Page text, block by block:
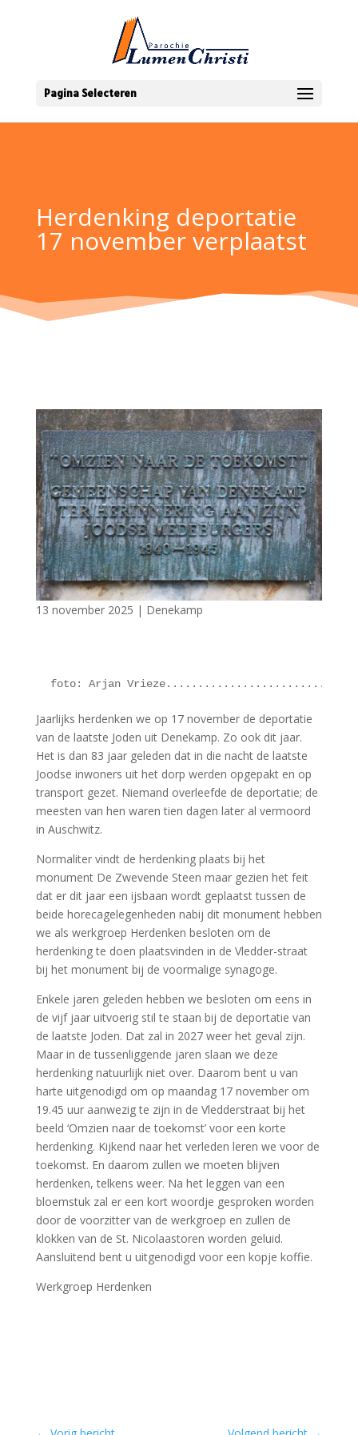
Pagina Selecteren
Herdenking deportatie
17 november verplaatst
13 november 2025 | Denekamp
foto: Arjan
Jaarlijks herdenken we op 17 november de deportatie
van de laatste Joden uit Denekamp. Zo ook dit jaar.
Het is dan 83 jaar geleden dat in die nacht de laatste
Joodse inwoners uit het dorp werden opgepakt en op
transport gezet. Niemand overleefde de deportatie; de
meesten van hen waren tien dagen later al vermoord
in Auschwitz.
Normaliter vindt de herdenking plaats bij het
monument De Zwevende Steen maar gezien het feit
dat er dit jaar een ijsbaan wordt geplaatst tussen de
beide horecagelegenheden nabij dit monument hebben
we als werkgroep Herdenken besloten om de
herdenking te doen plaatsvinden in de Vledder-straat
bij het monument bij de voormalige synagoge.
Enkele jaren geleden hebben we besloten om eens in
de vijf jaar uitvoerig stil te staan bij de deportatie van
de laatste Joden. Dat zal in 2027 weer het geval zijn.
Maar in de tussenliggende jaren slaan we deze
herdenking natuurlijk niet over. Daarom bent u van
harte uitgenodigd om op maandag 17 november om
19.45 uur aanwezig te zijn in de Vledderstraat bij het
beeld ‘Omzien naar de toekomst’ voor een korte
herdenking. Kijkend naar het verleden leren we voor de
toekomst. En daarom zullen we moeten blijven
herdenken, telkens weer. Na het leggen van een
bloemstuk zal er een kort woordje gesproken worden
door de voorzitter van de werkgroep en zullen de
klokken van de St. Nicolaastoren worden geluid.
Aansluitend bent u uitgenodigd voor een kopje koffie.
Werkgroep Herdenken